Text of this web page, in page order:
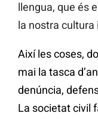
llengua, que és
la nostra cultura
Així les coses,
mai la tasca
denúncia,
La societat civil